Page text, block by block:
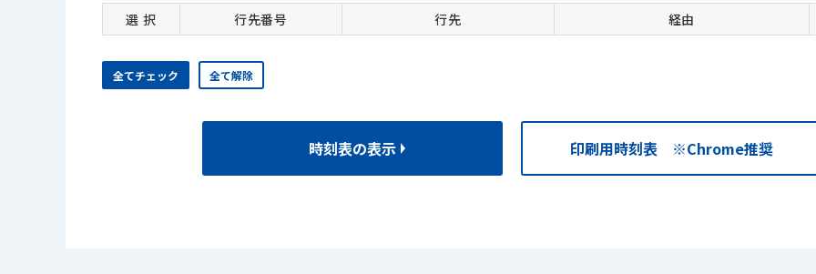
選 択 行先番号 行先 経由
全てチェック 全て解除
時刻表の表示 印刷用時刻表 ※Chrome推奨